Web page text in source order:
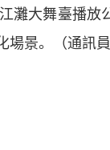
大舞臺播放
景。（通訊員